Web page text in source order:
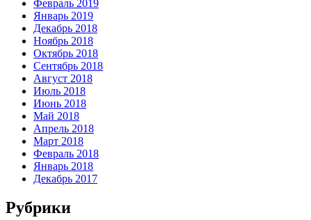
Февраль 2019
Январь 2019
Декабрь 2018
Ноябрь 2018
Октябрь 2018
Сентябрь 2018
Август 2018
Июль 2018
Июнь 2018
Май 2018
Апрель 2018
Март 2018
Февраль 2018
Январь 2018
Декабрь 2017
Рубрики